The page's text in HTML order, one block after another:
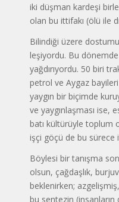
iki düşman kardeşi
olan bu ittifakı (ölü ile
Bilindiği üzere
leşiyordu. Bu
yağdırıyordu. 50 biri
petrol ve Aygaz
yaygın bir biçimde
ve yaygınlaşması ise,
batı kültürüyle toplum
işçi göçü de bu sü­rece
Böylesi bir tanışma
olsun, çağdaşlık,
beklenirken;
bu sentezin (insanların